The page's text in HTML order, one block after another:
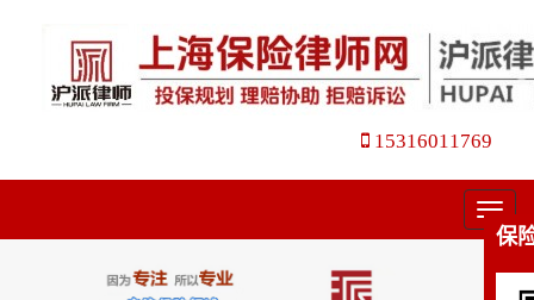
15316011769
菜
单
保